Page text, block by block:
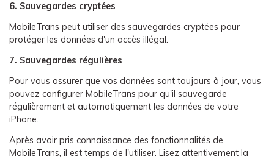
6. Sauvegardes cryptées
MobileTrans peut utiliser des sauvegardes cryptées pour
protéger les données d'un accès illégal.
7. Sauvegardes régulières
Pour vous assurer que vos données sont toujours à jour, vous
pouvez configurer MobileTrans pour qu'il sauvegarde
régulièrement et automatiquement les données de votre
iPhone.
Après avoir pris connaissance des fonctionnalités de
MobileTrans, il est temps de l'utiliser. Lisez attentivement la